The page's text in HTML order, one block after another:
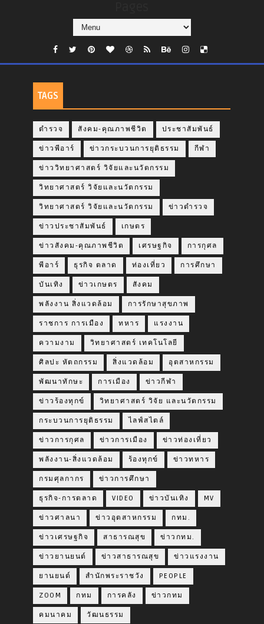
TAGS
ตำรวจ สังคม-คุณภาพชีวิต ประชาสัมพันธ์
ข่าวพีอาร์ ข่าวกระบวนการยุติธรรม กีฬา
ข่าววิทยาศาสตร์ วิจัยและนวัตกรรม
วิทยาศาสตร์ วิจัยและนวัตกรรม
วิทยาศาสตร์ วิจัยและนวัตกรรม ข่าวตำรวจ
ข่าวประชาสัมพันธ์ เกษตร
ข่าวสังคม-คุณภาพชีวิต เศรษฐกิจ การกุศล
พีอาร์ ธุรกิจ ตลาด ท่องเที่ยว การศึกษา
บันเทิง ข่าวเกษตร สังคม
พลังงาน สิ่งแวดล้อม การรักษาสุขภาพ
ราชการ การเมือง ทหาร แรงงาน
ความงาม วิทยาศาสตร์ เทคโนโลยี
ศิลปะ หัตถกรรม สิ่งแวดล้อม อุตสาหกรรม
พัฒนาทักษะ การเมือง ข่าวกีฬา
ข่าวร้องทุกข์ วิทยาศาสตร์ วิจัย และนวัตกรรม
กระบวนการยุติธรรม ไลฟ์สไตล์
ข่าวการกุศล ข่าวการเมือง ข่าวท่องเที่ยว
พลังงาน-สิ่งแวดล้อม ร้องทุกข์ ข่าวทหาร
กรมศุลกากร ข่าวการศึกษา
ธุรกิจ-การตลาด VIDEO ข่าวบันเทิง MV
ข่าวศาลนา ข่าวอุตสาหกรรม กทม.
ข่าวเศรษฐกิจ สาธารณสุข ข่าวกทม.
ข่าวยานยนต์ ข่าวสาธารณสุข ข่าวแรงงาน
ยานยนต์ สำนักพระราชวัง PEOPLE
ZOOM กทม การคลัง ข่าวกทม
คมนาคม วัฒนธรรม